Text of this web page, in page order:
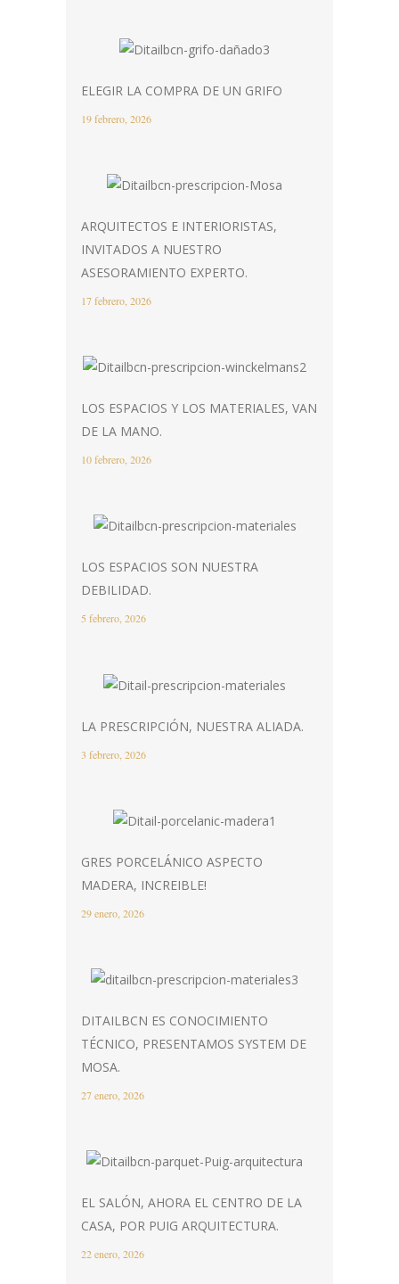
ELEGIR LA COMPRA DE UN GRIFO
19 febrero, 2026
ARQUITECTOS E INTERIORISTAS,
INVITADOS A NUESTRO
ASESORAMIENTO EXPERTO.
17 febrero, 2026
LOS ESPACIOS Y LOS MATERIALES, VAN
DE LA MANO.
10 febrero, 2026
LOS ESPACIOS SON NUESTRA
DEBILIDAD.
5 febrero, 2026
LA PRESCRIPCIÓN, NUESTRA ALIADA.
3 febrero, 2026
GRES PORCELÁNICO ASPECTO
MADERA, INCREIBLE!
29 enero, 2026
DITAILBCN ES CONOCIMIENTO
TÉCNICO, PRESENTAMOS SYSTEM DE
MOSA.
27 enero, 2026
EL SALÓN, AHORA EL CENTRO DE LA
CASA, POR PUIG ARQUITECTURA.
22 enero, 2026